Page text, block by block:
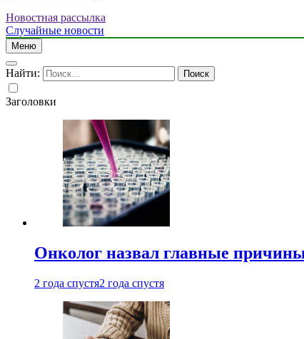
Новостная рассылка
Случайные новости
Меню
Найти:
Заголовки
Онколог назвал главные
2 года спустя2 года спустя